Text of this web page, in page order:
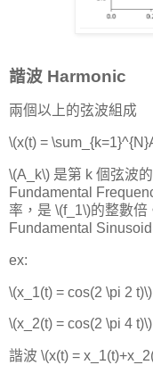
諧波 Harmonic
兩個以上的弦波組成
\(x(t) =
\(A_k\) 是第 k 個弦波
Fundamental
率，是 \(f_1\)的整數
Fundamental Sinusoid
ex:
\(x_1(t) = cos(2 \pi 2 t)\)
\(x_2(t) = cos(2 \pi 4 t)\)
諧波 \(x(t) =